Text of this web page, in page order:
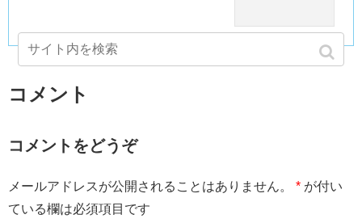
コメント
コメントをどうぞ
メールアドレスが公開されることはありません。 * が付い
ている欄は必須項目です